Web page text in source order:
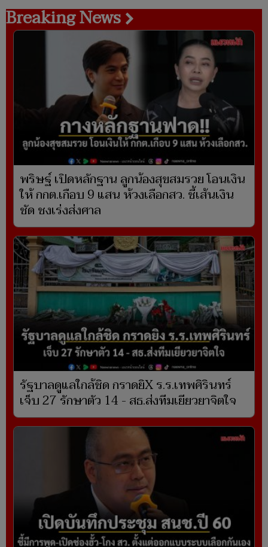
Breaking News
พริษฐ์ เปิดหลักฐาน ลูกน้องสุขสมรวย โอนเงิน
ให้ กกต.เกือบ 9 แสน ห้วงเลือกสว. ชี้เส้นเงิน
ชัด ชงเร่งส่งศาล
รัฐบาลดูแลใกล้ชิด กราดยิX ร.ร.เทพศิรินทร์
เจ็บ 27 รักษาตัว 14 - สธ.ส่งทีมเยียวยาจิตใจ